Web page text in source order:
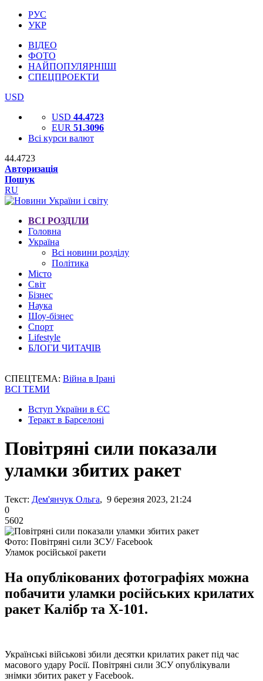
РУС
УКР
ВІДЕО
ФОТО
НАЙПОПУЛЯРНІШІ
СПЕЦПРОЕКТИ
USD
USD 44.4723
EUR 51.3096
Всі курси валют
44.4723
Авторизація
Пошук
RU
ВСІ РОЗДІЛИ
Головна
Україна
Всі новини розділу
Політика
Місто
Світ
Бізнес
Наука
Шоу-бізнес
Спорт
Lifestyle
БЛОГИ ЧИТАЧІВ
СПЕЦТЕМА: Війна в Ірані
ВСІ ТЕМИ
Вступ України в ЄС
Теракт в Барселоні
Повітряні сили показали
уламки збитих ракет
Текст: Дем'янчук Ольга, 9 березня 2023, 21:24
0
5602
Фото: Повітряні сили ЗСУ/ Facebook
Уламок російської ракети
На опублікованих фотографіях можна
побачити уламки російських крилатих
ракет Калібр та Х-101.
Українські військові збили десятки крилатих ракет під час
масового удару Росії. Повітряні сили ЗСУ опублікували
знімки збитих ракет у Facebook.